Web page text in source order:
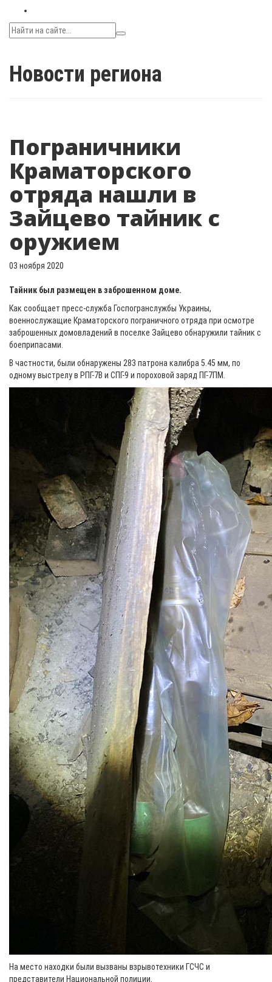
Новости региона
Пограничники
Краматорского
отряда нашли в
Зайцево тайник с
оружием
03 ноября 2020
Тайник был размещен в заброшенном доме.
Как сообщает пресс-служба Госпогранслужбы Украины,
военнослужащие Краматорского пограничного отряда при осмотре
заброшенных домовладений в поселке Зайцево обнаружили тайник с
боеприпасами.
В частности, были обнаружены 283 патрона калибра 5.45 мм, по
одному выстрелу в РПГ-7В и СПГ-9 и пороховой заряд ПГ-7ПМ.
На место находки были вызваны взрывотехники ГСЧС и
представители Национальной полиции.